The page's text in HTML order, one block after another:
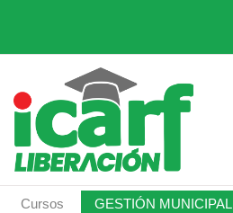
Cursos GESTIÓN MUNICIPAL